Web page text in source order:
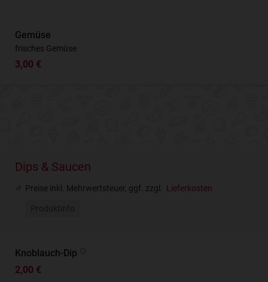
Gemüse
frisches Gemüse
3,00 €
Dips & Saucen
Preise inkl. Mehrwertsteuer, ggf. zzgl. Lieferkosten
Knoblauch-Dip
2,00 €